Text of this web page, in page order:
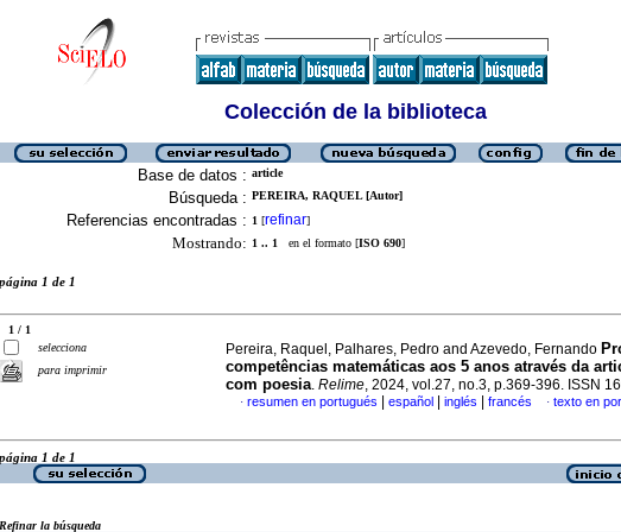
Colección de la biblioteca
Base de datos : article
Búsqueda : PEREIRA, RAQUEL [Autor]
Referencias encontradas : 1 [refinar]
Mostrando: 1 .. 1 en el formato [ISO 690]
página 1 de 1
1 / 1
selecciona
para imprimir
Pereira, Raquel, Palhares, Pedro and Azevedo, Fernando
competências matemáticas aos 5 anos através da
com poesia. Relime, 2024, vol.27, no.3, p.369-396. ISSN
· resumen en portugués español inglés francés · texto en
página 1 de 1
Refinar la búsqueda